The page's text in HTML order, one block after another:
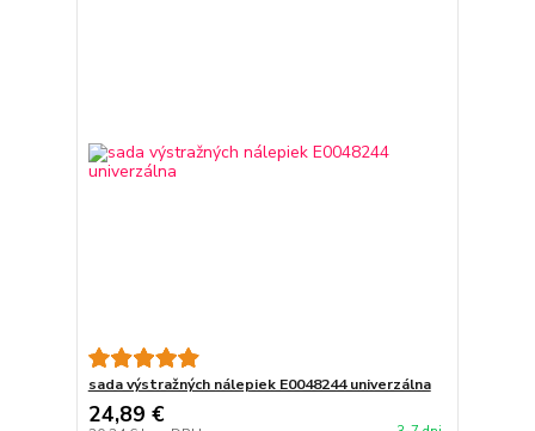
sada výstražných nálepiek E0048244 univerzálna
24,89 €